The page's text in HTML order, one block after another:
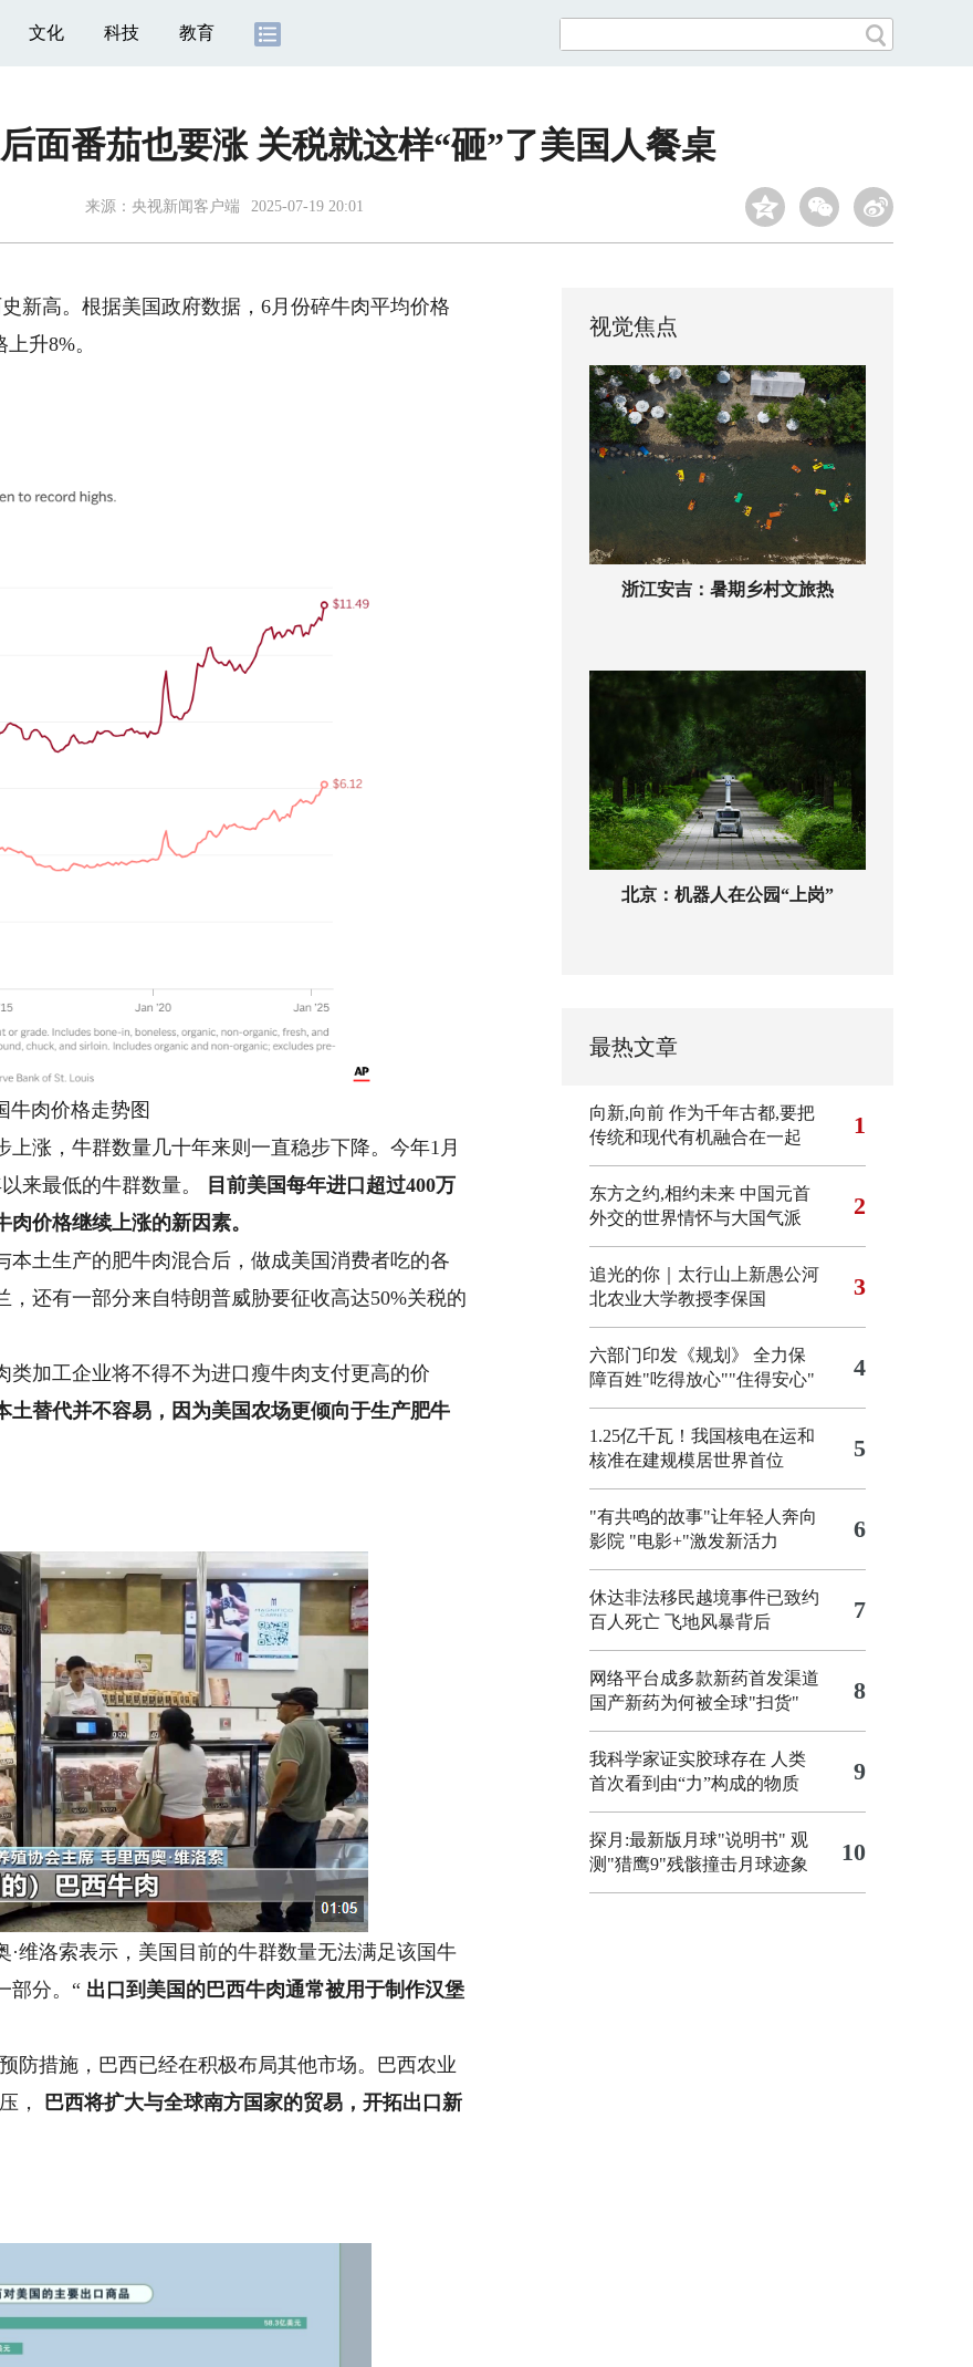
文化 科技 教育
面番茄也要涨 关税就这样“砸”了美国人餐桌
来源： 央视新闻客户端 2025-07-19 20:01
高。根据美国政府数据，6月份碎牛肉平均价格
升8%。
肉价格走势图
涨，牛群数量几十年来则一直稳步下降。今年1月
来最低的牛群数量。
目前美国每年进口超过400万
价格继续上涨的新因素。
土生产的肥牛肉混合后，做成美国消费者吃的各
还有一部分来自特朗普威胁要征收高达50%关税的
加工企业将不得不为进口瘦牛肉支付更高的价
土替代并不容易，因为美国农场更倾向于生产肥牛
洛索表示，美国目前的牛群数量无法满足该国牛
部分。“ 出口到美国的巴西牛肉通常被用于制作汉堡
措施，巴西已经在积极布局其他市场。巴西农业
，
巴西将扩大与全球南方国家的贸易，开拓出口新
视觉焦点
浙江安吉：暑期乡村文旅热
北京：机器人在公园“上岗”
最热文章
向新,向前 作为千年古都,要把
传统和现代有机融合在一起
1
东方之约,相约未来 中国元首
外交的世界情怀与大国气派
2
追光的你｜太行山上新愚公河
北农业大学教授李保国
3
六部门印发《规划》 全力保
障百姓"吃得放心""住得安心"
4
1.25亿千瓦！我国核电在运和
核准在建规模居世界首位
5
"有共鸣的故事"让年轻人奔向
影院 "电影+"激发新活力 6
休达非法移民越境事件已致约
百人死亡 飞地风暴背后 7
网络平台成多款新药首发渠道
国产新药为何被全球"扫货"
8
我科学家证实胶球存在 人类
首次看到由“力”构成的物质
9
探月:最新版月球"说明书" 观
测"猎鹰9"残骸撞击月球迹象
10